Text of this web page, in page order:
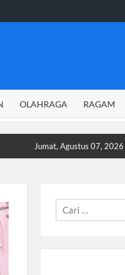
OLAHRAGA RAGAM
Jumat, Agustus 07, 2026